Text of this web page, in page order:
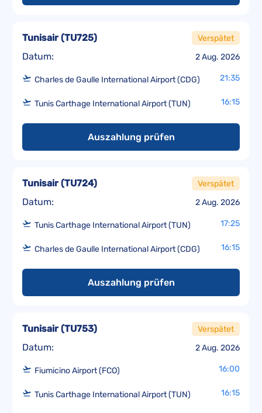
Datum: 2 Aug. 2026
Tunisair(TU725) Verspätet
Charles de Gaulle International Airport (CDG) 21:35
Tunis Carthage International Airport (TUN) 16:15
Auszahlung prüfen
Datum: 2 Aug. 2026
Tunisair(TU724) Verspätet
Tunis Carthage International Airport (TUN) 17:25
Charles de Gaulle International Airport (CDG) 16:15
Auszahlung prüfen
Datum: 2 Aug. 2026
Tunisair(TU753) Verspätet
Fiumicino Airport (FCO) 16:00
Tunis Carthage International Airport (TUN) 16:15